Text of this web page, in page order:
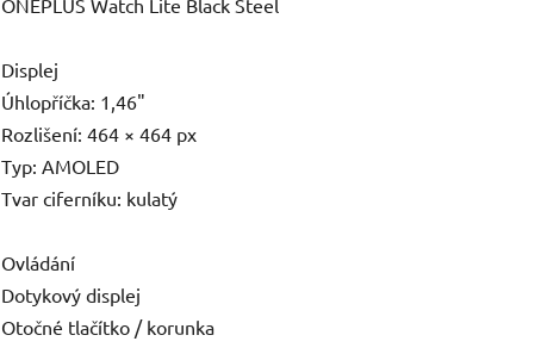
ONEPLUS Watch Lite Black Steel
Displej
Úhlopříčka: 1,46"
Rozlišení: 464 × 464 px
Typ: AMOLED
Tvar ciferníku: kulatý
Ovládání
Dotykový displej
Otočné tlačítko / korunka